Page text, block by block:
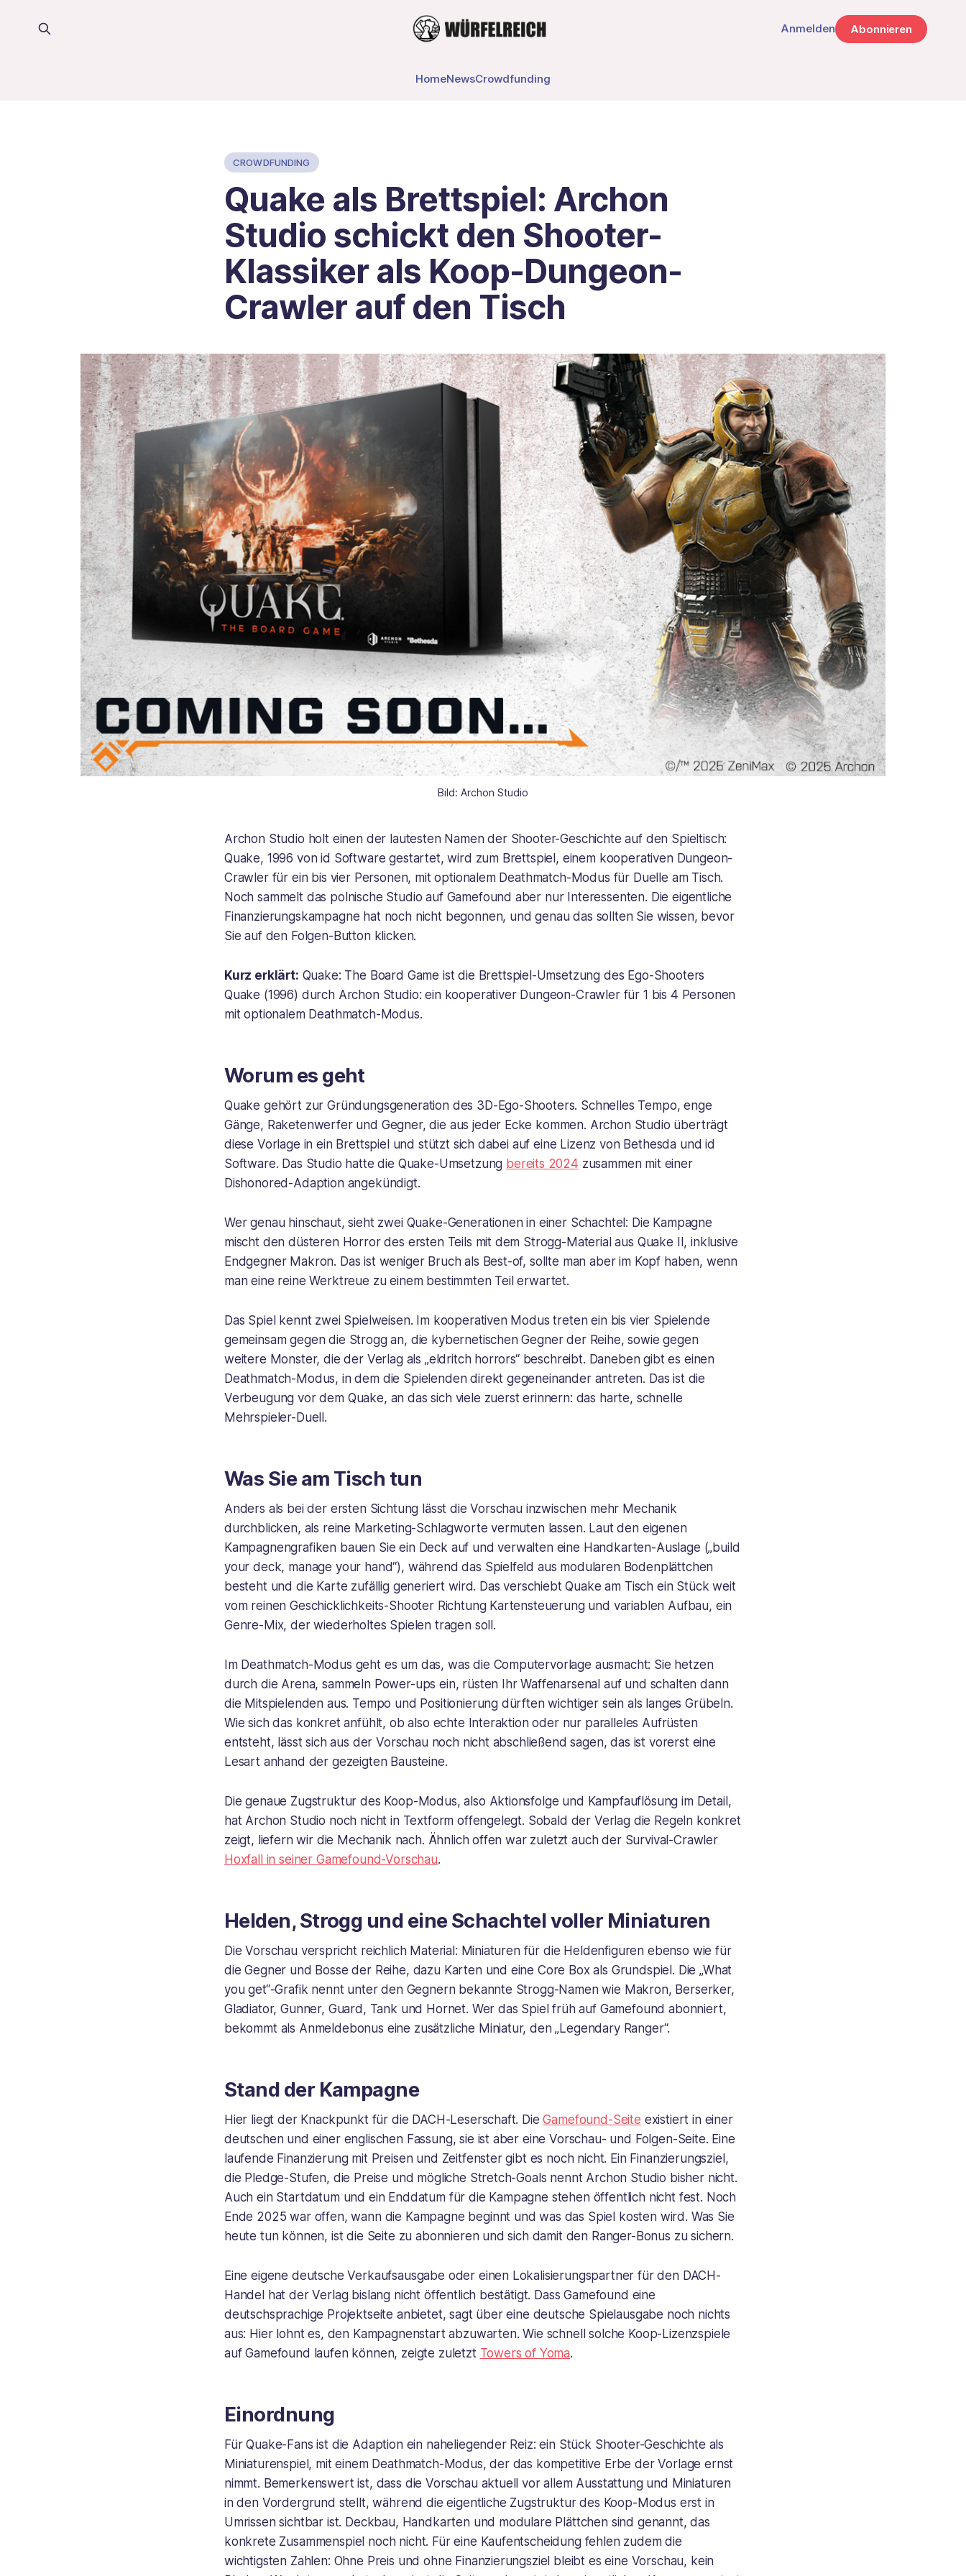
HomeNewsCrowdfunding
Anmelden Abonnieren
CROWDFUNDING
Quake als Brettspiel: Archon
Studio schickt den Shooter-
Klassiker als Koop-Dungeon-
Crawler auf den Tisch
Bild: Archon Studio
Archon Studio holt einen der lautesten Namen der Shooter-Geschichte auf den Spieltisch:
Quake, 1996 von id Software gestartet, wird zum Brettspiel, einem kooperativen Dungeon-
Crawler für ein bis vier Personen, mit optionalem Deathmatch-Modus für Duelle am Tisch.
Noch sammelt das polnische Studio auf Gamefound aber nur Interessenten. Die eigentliche
Finanzierungskampagne hat noch nicht begonnen, und genau das sollten Sie wissen, bevor
Sie auf den Folgen-Button klicken.
Kurz erklärt: Quake: The Board Game ist die Brettspiel-Umsetzung des Ego-Shooters
Quake (1996) durch Archon Studio: ein kooperativer Dungeon-Crawler für 1 bis 4 Personen
mit optionalem Deathmatch-Modus.
Worum es geht
Quake gehört zur Gründungsgeneration des 3D-Ego-Shooters. Schnelles Tempo, enge
Gänge, Raketenwerfer und Gegner, die aus jeder Ecke kommen. Archon Studio überträgt
diese Vorlage in ein Brettspiel und stützt sich dabei auf eine Lizenz von Bethesda und id
Software. Das Studio hatte die Quake-Umsetzung bereits 2024 zusammen mit einer
Dishonored-Adaption angekündigt.
Wer genau hinschaut, sieht zwei Quake-Generationen in einer Schachtel: Die Kampagne
mischt den düsteren Horror des ersten Teils mit dem Strogg-Material aus Quake II, inklusive
Endgegner Makron. Das ist weniger Bruch als Best-of, sollte man aber im Kopf haben, wenn
man eine reine Werktreue zu einem bestimmten Teil erwartet.
Das Spiel kennt zwei Spielweisen. Im kooperativen Modus treten ein bis vier Spielende
gemeinsam gegen die Strogg an, die kybernetischen Gegner der Reihe, sowie gegen
weitere Monster, die der Verlag als „eldritch horrors“ beschreibt. Daneben gibt es einen
Deathmatch-Modus, in dem die Spielenden direkt gegeneinander antreten. Das ist die
Verbeugung vor dem Quake, an das sich viele zuerst erinnern: das harte, schnelle
Mehrspieler-Duell.
Was Sie am Tisch tun
Anders als bei der ersten Sichtung lässt die Vorschau inzwischen mehr Mechanik
durchblicken, als reine Marketing-Schlagworte vermuten lassen. Laut den eigenen
Kampagnengrafiken bauen Sie ein Deck auf und verwalten eine Handkarten-Auslage („build
your deck, manage your hand“), während das Spielfeld aus modularen Bodenplättchen
besteht und die Karte zufällig generiert wird. Das verschiebt Quake am Tisch ein Stück weit
vom reinen Geschicklichkeits-Shooter Richtung Kartensteuerung und variablen Aufbau, ein
Genre-Mix, der wiederholtes Spielen tragen soll.
Im Deathmatch-Modus geht es um das, was die Computervorlage ausmacht: Sie hetzen
durch die Arena, sammeln Power-ups ein, rüsten Ihr Waffenarsenal auf und schalten dann
die Mitspielenden aus. Tempo und Positionierung dürften wichtiger sein als langes Grübeln.
Wie sich das konkret anfühlt, ob also echte Interaktion oder nur paralleles Aufrüsten
entsteht, lässt sich aus der Vorschau noch nicht abschließend sagen, das ist vorerst eine
Lesart anhand der gezeigten Bausteine.
Die genaue Zugstruktur des Koop-Modus, also Aktionsfolge und Kampfauflösung im Detail,
hat Archon Studio noch nicht in Textform offengelegt. Sobald der Verlag die Regeln konkret
zeigt, liefern wir die Mechanik nach. Ähnlich offen war zuletzt auch der Survival-Crawler
Hoxfall in seiner Gamefound-Vorschau.
Helden, Strogg und eine Schachtel voller Miniaturen
Die Vorschau verspricht reichlich Material: Miniaturen für die Heldenfiguren ebenso wie für
die Gegner und Bosse der Reihe, dazu Karten und eine Core Box als Grundspiel. Die „What
you get“-Grafik nennt unter den Gegnern bekannte Strogg-Namen wie Makron, Berserker,
Gladiator, Gunner, Guard, Tank und Hornet. Wer das Spiel früh auf Gamefound abonniert,
bekommt als Anmeldebonus eine zusätzliche Miniatur, den „Legendary Ranger“.
Stand der Kampagne
Hier liegt der Knackpunkt für die DACH-Leserschaft. DieGamefound-Seite existiert in einer
deutschen und einer englischen Fassung, sie ist aber eine Vorschau- und Folgen-Seite. Eine
laufende Finanzierung mit Preisen und Zeitfenster gibt es noch nicht. Ein Finanzierungsziel,
die Pledge-Stufen, die Preise und mögliche Stretch-Goals nennt Archon Studio bisher nicht.
Auch ein Startdatum und ein Enddatum für die Kampagne stehen öffentlich nicht fest. Noch
Ende 2025 war offen, wann die Kampagne beginnt und was das Spiel kosten wird. Was Sie
heute tun können, ist die Seite zu abonnieren und sich damit den Ranger-Bonus zu sichern.
Eine eigene deutsche Verkaufsausgabe oder einen Lokalisierungspartner für den DACH-
Handel hat der Verlag bislang nicht öffentlich bestätigt. Dass Gamefound eine
deutschsprachige Projektseite anbietet, sagt über eine deutsche Spielausgabe noch nichts
aus: Hier lohnt es, den Kampagnenstart abzuwarten. Wie schnell solche Koop-Lizenzspiele
auf Gamefound laufen können, zeigte zuletzt Towers of Yoma.
Einordnung
Für Quake-Fans ist die Adaption ein naheliegender Reiz: ein Stück Shooter-Geschichte als
Miniaturenspiel, mit einem Deathmatch-Modus, der das kompetitive Erbe der Vorlage ernst
nimmt. Bemerkenswert ist, dass die Vorschau aktuell vor allem Ausstattung und Miniaturen
in den Vordergrund stellt, während die eigentliche Zugstruktur des Koop-Modus erst in
Umrissen sichtbar ist. Deckbau, Handkarten und modulare Plättchen sind genannt, das
konkrete Zusammenspiel noch nicht. Für eine Kaufentscheidung fehlen zudem die
wichtigsten Zahlen: Ohne Preis und ohne Finanzierungsziel bleibt es eine Vorschau, kein